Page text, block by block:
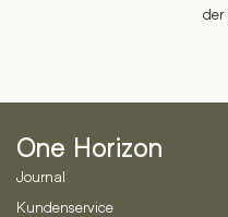
der
One Horizon
Journal
Kundenservice